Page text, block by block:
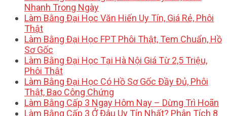
Nhanh Trong Ngày
Làm Bằng Đại Học Văn Hiến Uy Tín, Giá Rẻ, Phôi
Thật
Làm Bằng Đại Học FPT Phôi Thật, Tem Chuẩn, Hồ
Sơ Gốc
Làm Bằng Đại Học Tại Hà Nội Giá Từ 2,5 Triệu,
Phôi Thật
Làm Bằng Đại Học Có Hồ Sơ Gốc Đầy Đủ, Phôi
Thật, Bao Công Chứng
Làm Bằng Cấp 3 Ngay Hôm Nay – Dừng Trì Hoãn
Làm Bằng Cấp 3 Ở Đâu Uy Tín Nhất? Phân Tích 8